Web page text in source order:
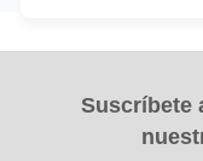
Suscríbete